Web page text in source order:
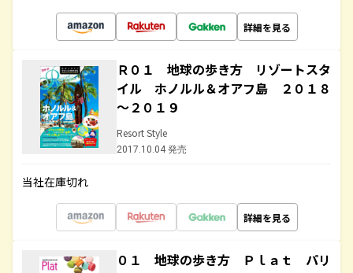
詳細を見る
Ｒ０１ 地球の歩き方 リゾートスタ
イル ホノルル＆オアフ島 ２０１８
～２０１９
Resort Style
2017.10.04 発売
当社在庫切れ
詳細を見る
０１ 地球の歩き方 Ｐｌａｔ パリ